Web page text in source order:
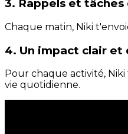
3. Rappels et
Chaque matin, Niki
4. Un impact clair et
Pour chaque activité,
vie quotidienne.